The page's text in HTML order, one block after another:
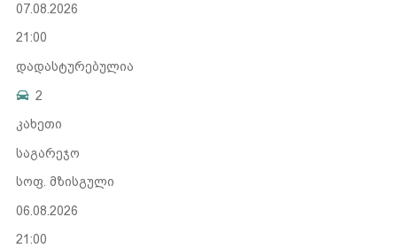
07.08.2026
21:00
დადასტურებულია
2
კახეთი
საგარეჯო
სოფ. მზისგული
06.08.2026
21:00